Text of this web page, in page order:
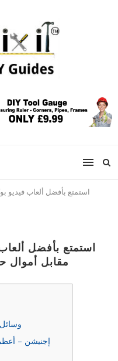
استمتع بأفضل ألعاب فيديو
استمتع بأفضل
مقابل أموال
وسائل
إجنيشن –